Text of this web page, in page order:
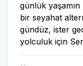
günlük
bir seyahat
gündüz, ister
yolculuk için